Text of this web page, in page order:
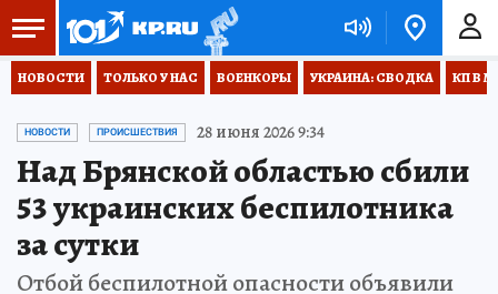
НОВОСТИ ТОЛЬКО У НАС ВОЕНКОРЫ УКРАИНА: СВОДКА КП В
НОВОСТИ ПРОИСШЕСТВИЯ 28 июня 2026 9:34
Над Брянской областью сбили
53 украинских беспилотника
за сутки
Отбой беспилотной опасности объявили